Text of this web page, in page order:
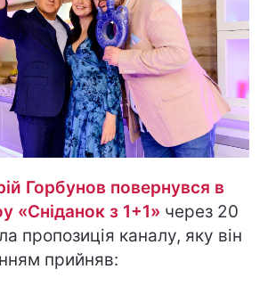
Горбунов повернувся в
«Сніданок з 1+1» через 20
пропозиція каналу, яку він
прийняв: